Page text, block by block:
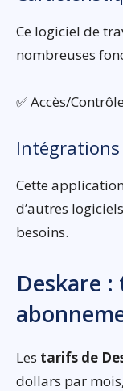
Ce logiciel de
nombreuses
✅ Accès/
Intégrations
Cette
d’autres
besoins.
Deskare
Les tarifs de
dollars par